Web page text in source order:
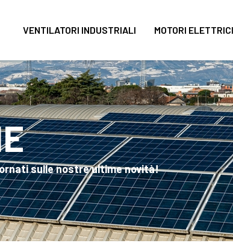
VENTILATORI INDUSTRIALI MOTORI ELETTRICI
sulle nostre ultime novità!